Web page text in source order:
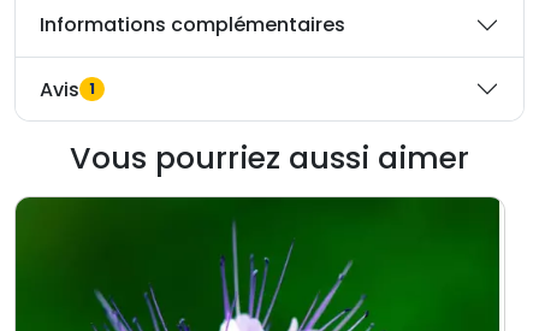
Informations complémentaires
Avis 1
Vous pourriez aussi aimer